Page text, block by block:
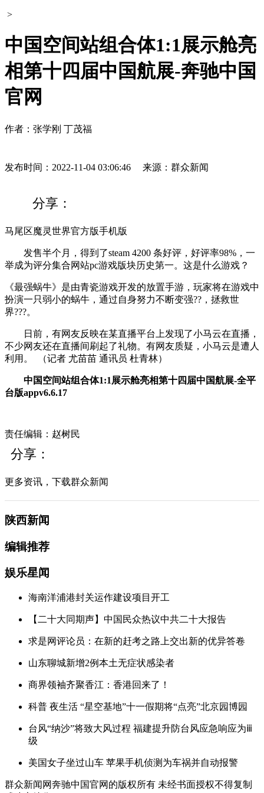
>
中国空间站组合体1:1展示舱亮
相第十四届中国航展-奔驰中国
官网
作者：张学刚 丁茂福
发布时间：2022-11-04 03:06:46 来源：群众新闻
分享：
马尾区魔灵世界官方版手机版
发售半个月，得到了steam 4200 条好评，好评率98%，一
举成为评分集合网站pc游戏版块历史第一。这是什么游戏？
《最强蜗牛》是由青瓷游戏开发的放置手游，玩家将在游戏中
扮演一只弱小的蜗牛，通过自身努力不断变强??，拯救世
界???。
日前，有网友反映在某直播平台上发现了小马云在直播，
不少网友还在直播间刷起了礼物。有网友质疑，小马云是遭人
利用。
（记者 尤苗苗 通讯员 杜青林）
中国空间站组合体1:1展示舱亮相第十四届中国航展-全平
台版appv6.6.17
责任编辑：赵树民
分享：
更多资讯，下载群众新闻
陕西新闻
编辑推荐
娱乐星闻
海南洋浦港封关运作建设项目开工
【二十大同期声】中国民众热议中共二十大报告
求是网评论员：在新的赶考之路上交出新的优异答卷
山东聊城新增2例本土无症状感染者
商界领袖齐聚香江：香港回来了！
科普 夜生活 “星空基地”十一假期将“点亮”北京园博园
台风“纳沙”将致大风过程 福建提升防台风应急响应为ⅲ
级
美国女子坐过山车 苹果手机侦测为车祸并自动报警
群众新闻网奔驰中国官网的版权所有 未经书面授权不得复制